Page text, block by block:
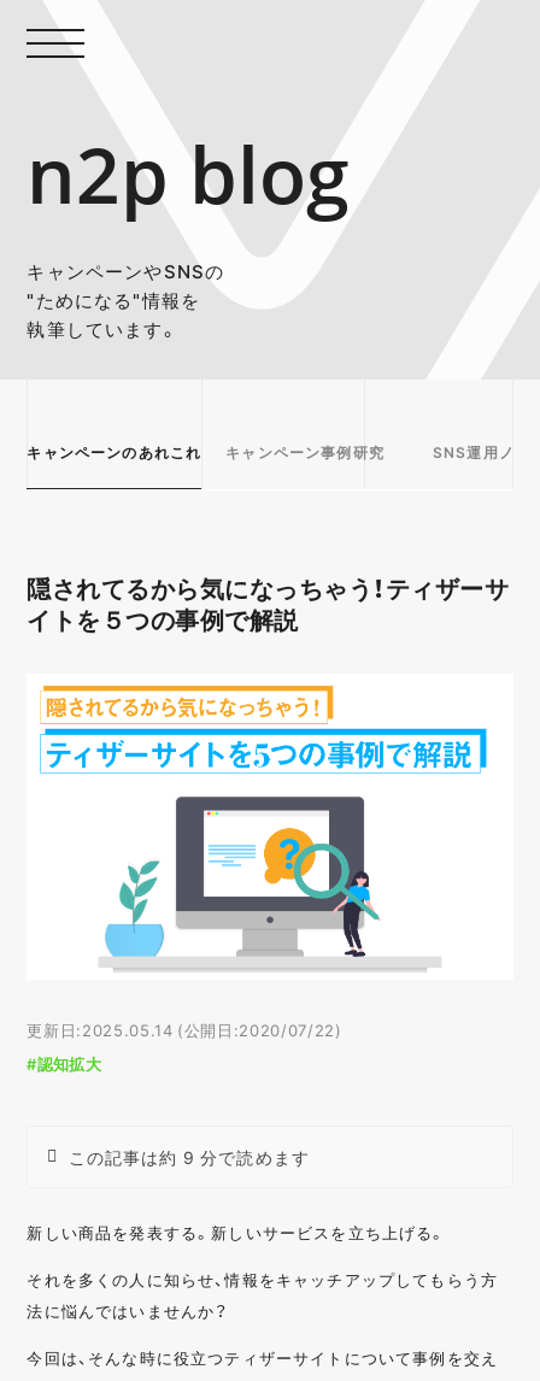
n2p blog
キャンペーンやSNSの
"ためになる"情報を
執筆しています。
キャンペーンのあれこれ キャンペーン事例研究 SNS運用ノウ
隠されてるから気になっちゃう！ティザーサ
イトを５つの事例で解説
更新日:2025.05.14 (公開日:2020/07/22)
#認知拡大
この記事は約 9 分で読めます
新しい商品を発表する。新しいサービスを立ち上げる。
それを多くの人に知らせ、情報をキャッチアップしてもらう方
法に悩んではいませんか？
今回は、そんな時に役立つティザーサイトについて事例を交え